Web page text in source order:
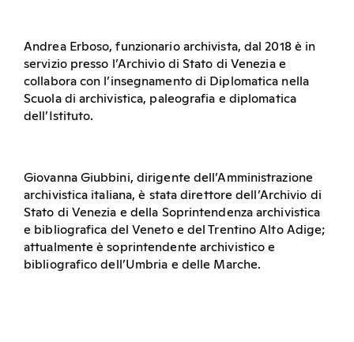
Andrea Erboso, funzionario archivista, dal 2018 è in
servizio presso l’Archivio di Stato di Venezia e
collabora con l’insegnamento di Diplomatica nella
Scuola di archivistica, paleografia e diplomatica
dell’Istituto.
Giovanna Giubbini, dirigente dell’Amministrazione
archivistica italiana, è stata direttore dell’Archivio di
Stato di Venezia e della Soprintendenza archivistica
e bibliografica del Veneto e del Trentino Alto Adige;
attualmente è soprintendente archivistico e
bibliografico dell’Umbria e delle Marche.